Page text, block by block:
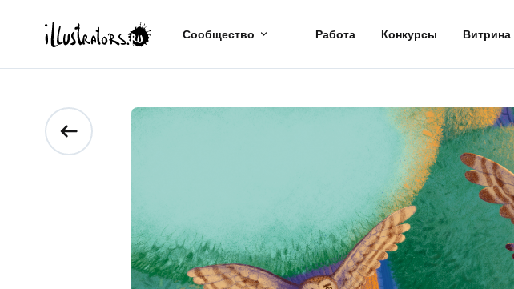
Сообщество Работа Конкурсы Витрина